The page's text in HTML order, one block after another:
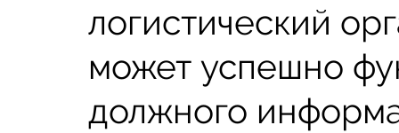
логистический
может успешно
должного